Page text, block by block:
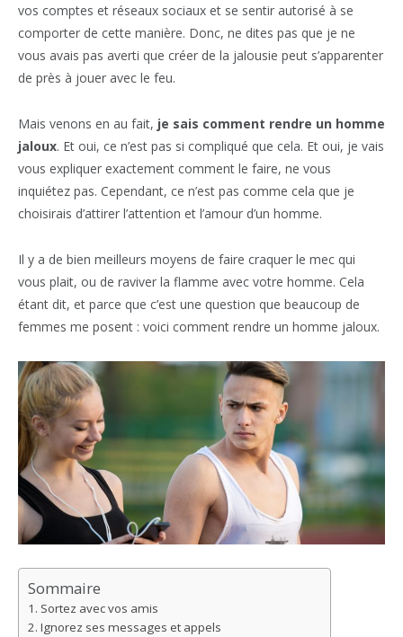
vos comptes et réseaux sociaux et se sentir autorisé à se
comporter de cette manière. Donc, ne dites pas que je ne
vous avais pas averti que créer de la jalousie peut s’apparenter
de près à jouer avec le feu.
Mais venons en au fait, je sais comment rendre un homme
jaloux. Et oui, ce n’est pas si compliqué que cela. Et oui, je vais
vous expliquer exactement comment le faire, ne vous
inquiétez pas. Cependant, ce n’est pas comme cela que je
choisirais d’attirer l’attention et l’amour d’un homme.
Il y a de bien meilleurs moyens de faire craquer le mec qui
vous plait, ou de raviver la flamme avec votre homme. Cela
étant dit, et parce que c’est une question que beaucoup de
femmes me posent : voici comment rendre un homme jaloux.
Sommaire
Sortez avec vos amis
Ignorez ses messages et appels